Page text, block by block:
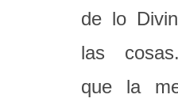
de lo
las
que la